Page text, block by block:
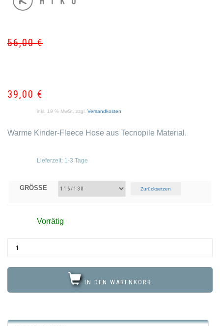
56,00€
39,00 €
inkl. 19 % MwSt. zzgl. Versandkosten
Warme Kinder-Fleece Hose aus Tecnopile Material.
Lieferzeit: 1-3 Tage
GRÖSSE Zurücksetzen
Vorrätig
IN DEN WARENKORB